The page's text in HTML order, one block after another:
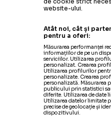
STANCIU, UN NOU GOL
Căpitanul naționalei a
pierdut un meci cu 5
FOTO.Mijlocașul
GOLAZO
aproape imposibil
Citește mai mult
FOTO.Mitriță,
pasă de gol
Burcă
Citește mai mult
ALTE SPORTURI
website-ului.
Atât noi, cât și
pentru a oferi:
Măsurarea performanței
informațiilor de pe un
serviciilor. Utilizarea
personalizat. Crearea
Utilizarea profilurilor
personalizate. Crearea
personalizată. Măsurarea
publicului prin statistici
diferite. Utilizarea de date
Utilizarea datelor limitate
precise de geolocație și
dispozitivului.